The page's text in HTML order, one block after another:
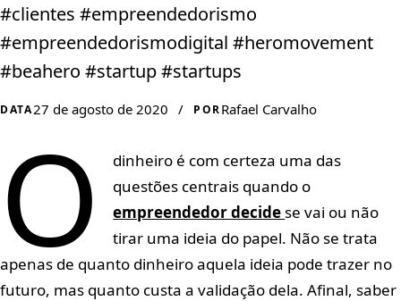
#clientes #empreendedorismo
#empreendedorismodigital #heromovement
#beahero #startup #startups
DATA27 de agosto de 2020 / PORRafael Carvalho
O
dinheiro é com certeza uma das
questões centrais quando o
empreendedor decidese vai ou não
tirar uma ideia do papel. Não se trata
apenas de quanto dinheiro aquela ideia pode trazer no
futuro, mas quanto custa a validação dela. Afinal, saber